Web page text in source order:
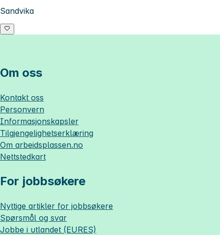
Sandvika
Om oss
Kontakt oss
Personvern
Informasjonskapsler
Tilgjengelighetserklæring
Om arbeidsplassen.no
Nettstedkart
For jobbsøkere
Nyttige artikler for jobbsøkere
Spørsmål og svar
Jobbe i utlandet (EURES)